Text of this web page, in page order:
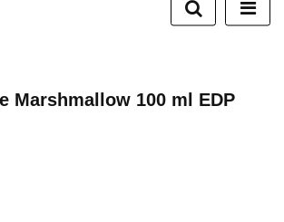
Zarejestruj się
Dodaj zgłoszenie
Marshmallow 100 ml EDP